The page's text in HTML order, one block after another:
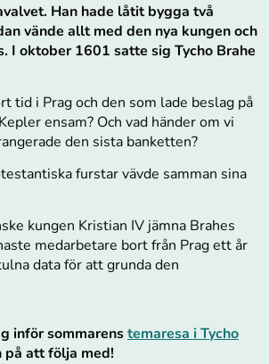
Han hade låtit bygga två
vände allt med den nya kungen och
I oktober 1601 satte sig Tycho Brahe
tid i Prag och den som lade beslag på
ensam? Och vad händer om vi
den sista banketten?
furstar vävde samman sina
kungen Kristian IV jämna Brahes
medarbetare bort från Prag ett år
data för att grunda den
inför sommarenstemaresa i Tycho
på att följa med!